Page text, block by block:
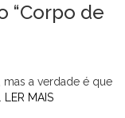
“Corpo de
a verdade é que
LER MAIS